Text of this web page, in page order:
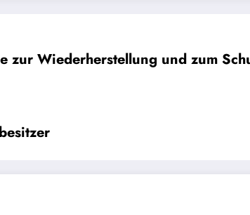
zur Wiederherstellung und zum